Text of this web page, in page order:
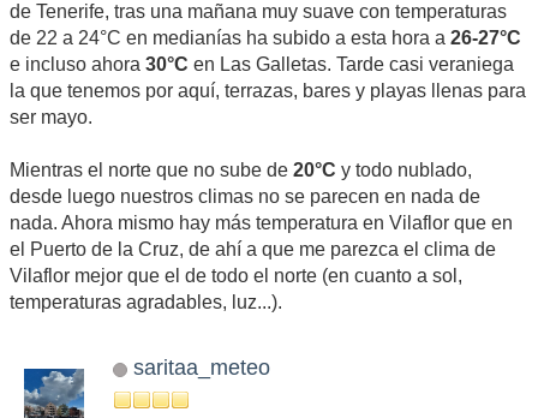
de Tenerife, tras una mañana muy suave con temperaturas
de 22 a 24°C en medianías ha subido a esta hora a 26-27°C
e incluso ahora 30°C en Las Galletas. Tarde casi veraniega
la que tenemos por aquí, terrazas, bares y playas llenas para
ser mayo.
Mientras el norte que no sube de 20°C y todo nublado,
desde luego nuestros climas no se parecen en nada de
nada. Ahora mismo hay más temperatura en Vilaflor que en
el Puerto de la Cruz, de ahí a que me parezca el clima de
Vilaflor mejor que el de todo el norte (en cuanto a sol,
temperaturas agradables, luz...).
saritaa_meteo